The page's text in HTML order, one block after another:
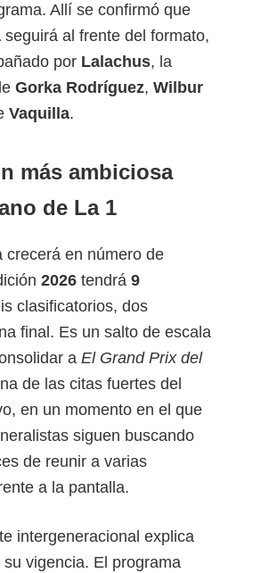
Allí se confirmó que
seguirá al frente del formato,
por Lalachus, la
Gorka Rodríguez, Wilbur
Vaquilla.
más ambiciosa
de La 1
crecerá en número de
2026 tendrá 9
clasificatorios, dos
final. Es un salto de escala
a El Grand Prix del
de las citas fuertes del
en un momento en el que
siguen buscando
de reunir a varias
a la pantalla.
intergeneracional explica
su vigencia. El programa